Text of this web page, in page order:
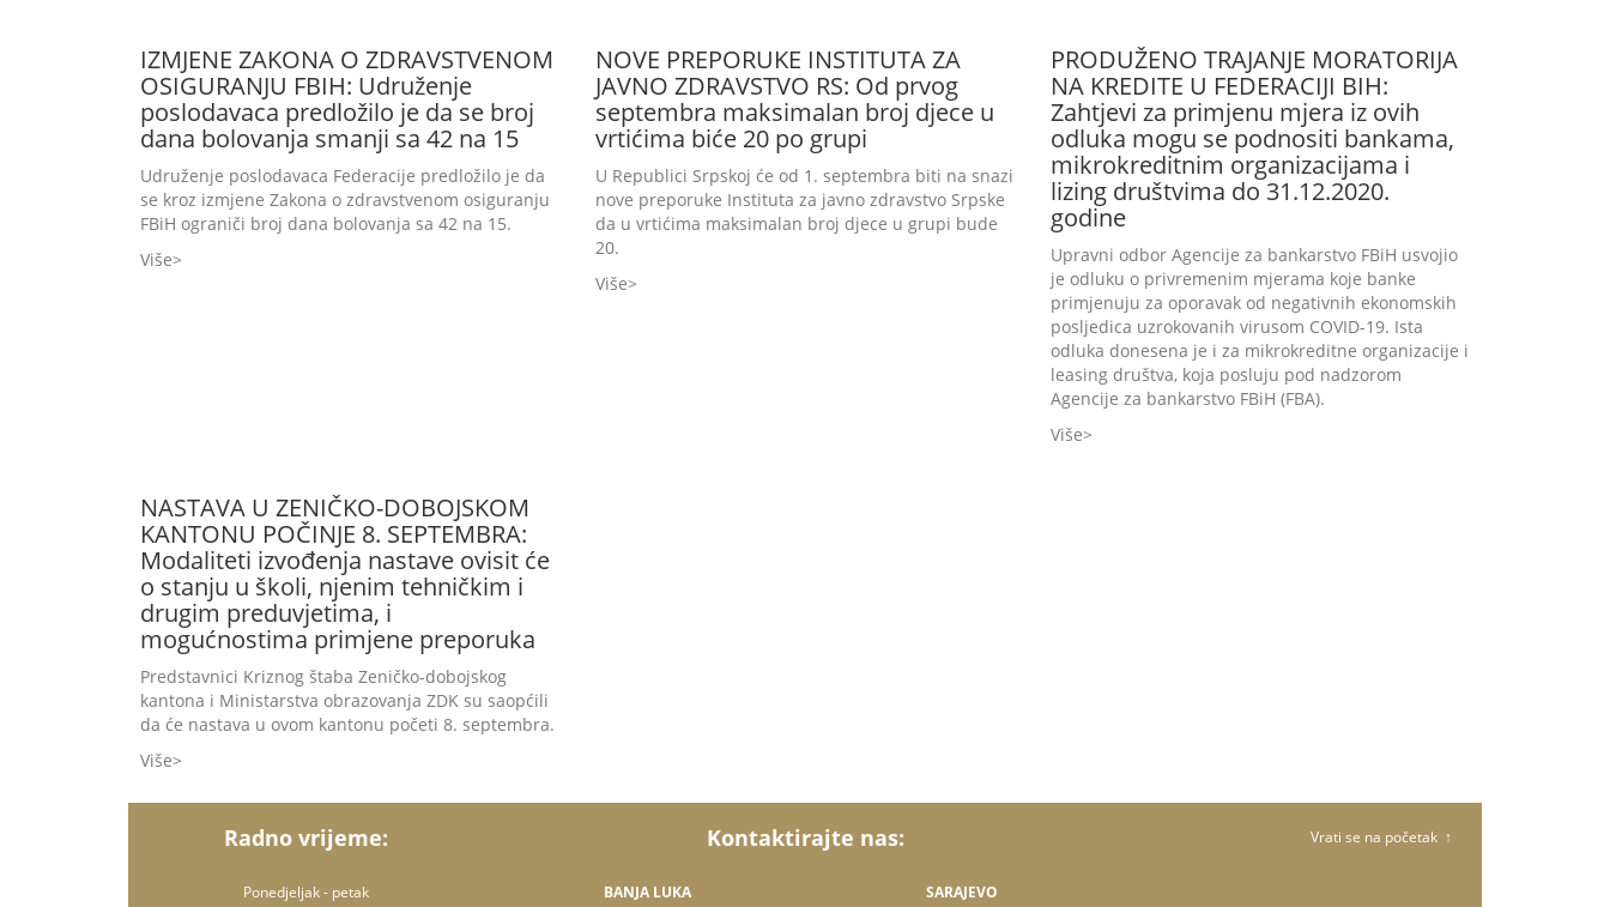
IZMJENE ZAKONA O ZDRAVSTVENOM
OSIGURANJU FBIH: Udruženje
poslodavaca predložilo je da se broj
dana bolovanja smanji sa 42 na 15
Udruženje poslodavaca Federacije predložilo je da
se kroz izmjene Zakona o zdravstvenom osiguranju
FBiH ograniči broj dana bolovanja sa 42 na 15.
Više
NOVE PREPORUKE INSTITUTA ZA
JAVNO ZDRAVSTVO RS: Od prvog
septembra maksimalan broj djece u
vrtićima biće 20 po grupi
U Republici Srpskoj će od 1. septembra biti na snazi
nove preporuke Instituta za javno zdravstvo Srpske
da u vrtićima maksimalan broj djece u grupi bude
20.
Više
PRODUŽENO TRAJANJE MORATORIJA
NA KREDITE U FEDERACIJI BIH:
Zahtjevi za primjenu mjera iz ovih
odluka mogu se podnositi bankama,
mikrokreditnim organizacijama i
lizing društvima do 31.12.2020.
godine
Upravni odbor Agencije za bankarstvo FBiH usvojio
je odluku o privremenim mjerama koje banke
primjenuju za oporavak od negativnih ekonomskih
posljedica uzrokovanih virusom COVID-19. Ista
odluka donesena je i za mikrokreditne organizacije i
leasing društva, koja posluju pod nadzorom
Agencije za bankarstvo FBiH (FBA).
Više
NASTAVA U ZENIČKO-DOBOJSKOM
KANTONU POČINJE 8. SEPTEMBRA:
Modaliteti izvođenja nastave ovisit će
o stanju u školi, njenim tehničkim i
drugim preduvjetima, i
mogućnostima primjene preporuka
Predstavnici Kriznog štaba Zeničko-dobojskog
kantona i Ministarstva obrazovanja ZDK su saopćili
da će nastava u ovom kantonu početi 8. septembra.
Više
Radno vrijeme:
Ponedjeljak - petak
Kontaktirajte nas:
BANJA LUKA
SARAJEVO
Vrati se na početak ↑